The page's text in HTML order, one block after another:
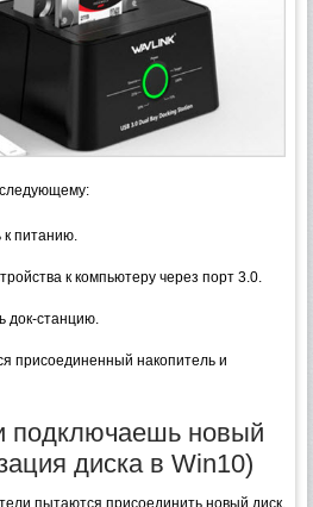
к питанию.
к компьютеру через порт 3.0.
док-станцию.
присоединенный накопитель и
подключаешь новый
диска в Win10)
пытаются присоединить новый диск,